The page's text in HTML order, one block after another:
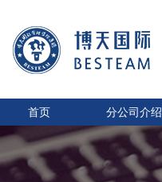
首页 分公司介绍